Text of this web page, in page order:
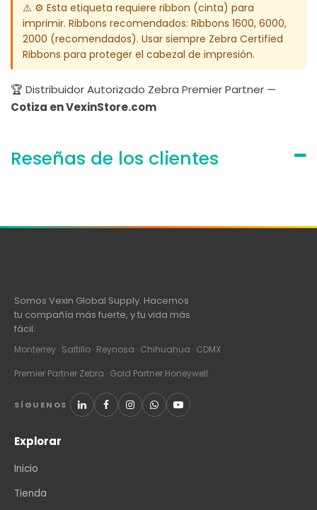
⚠️ ⚙️ Esta etiqueta requiere ribbon (cinta) para
imprimir. Ribbons recomendados: Ribbons 1600, 6000,
2000 (recomendados). Usar siempre Zebra Certified
Ribbons para proteger el cabezal de impresión.
🏆 Distribuidor Autorizado Zebra Premier Partner —
Cotiza en VexinStore.com
Reseñas de los clientes
Somos Vexin Global Supply. Hacemos
tu compañía más fuerte, y tu vida más
fácil.
Monterrey · Saltillo · Reynosa · Chihuahua · CDMX
Premier Partner Zebra · Gold Partner Honeywell
SÍGUENOS
Explorar
Inicio
Tienda